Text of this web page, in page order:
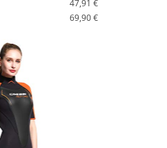
47,91 €
69,90 €